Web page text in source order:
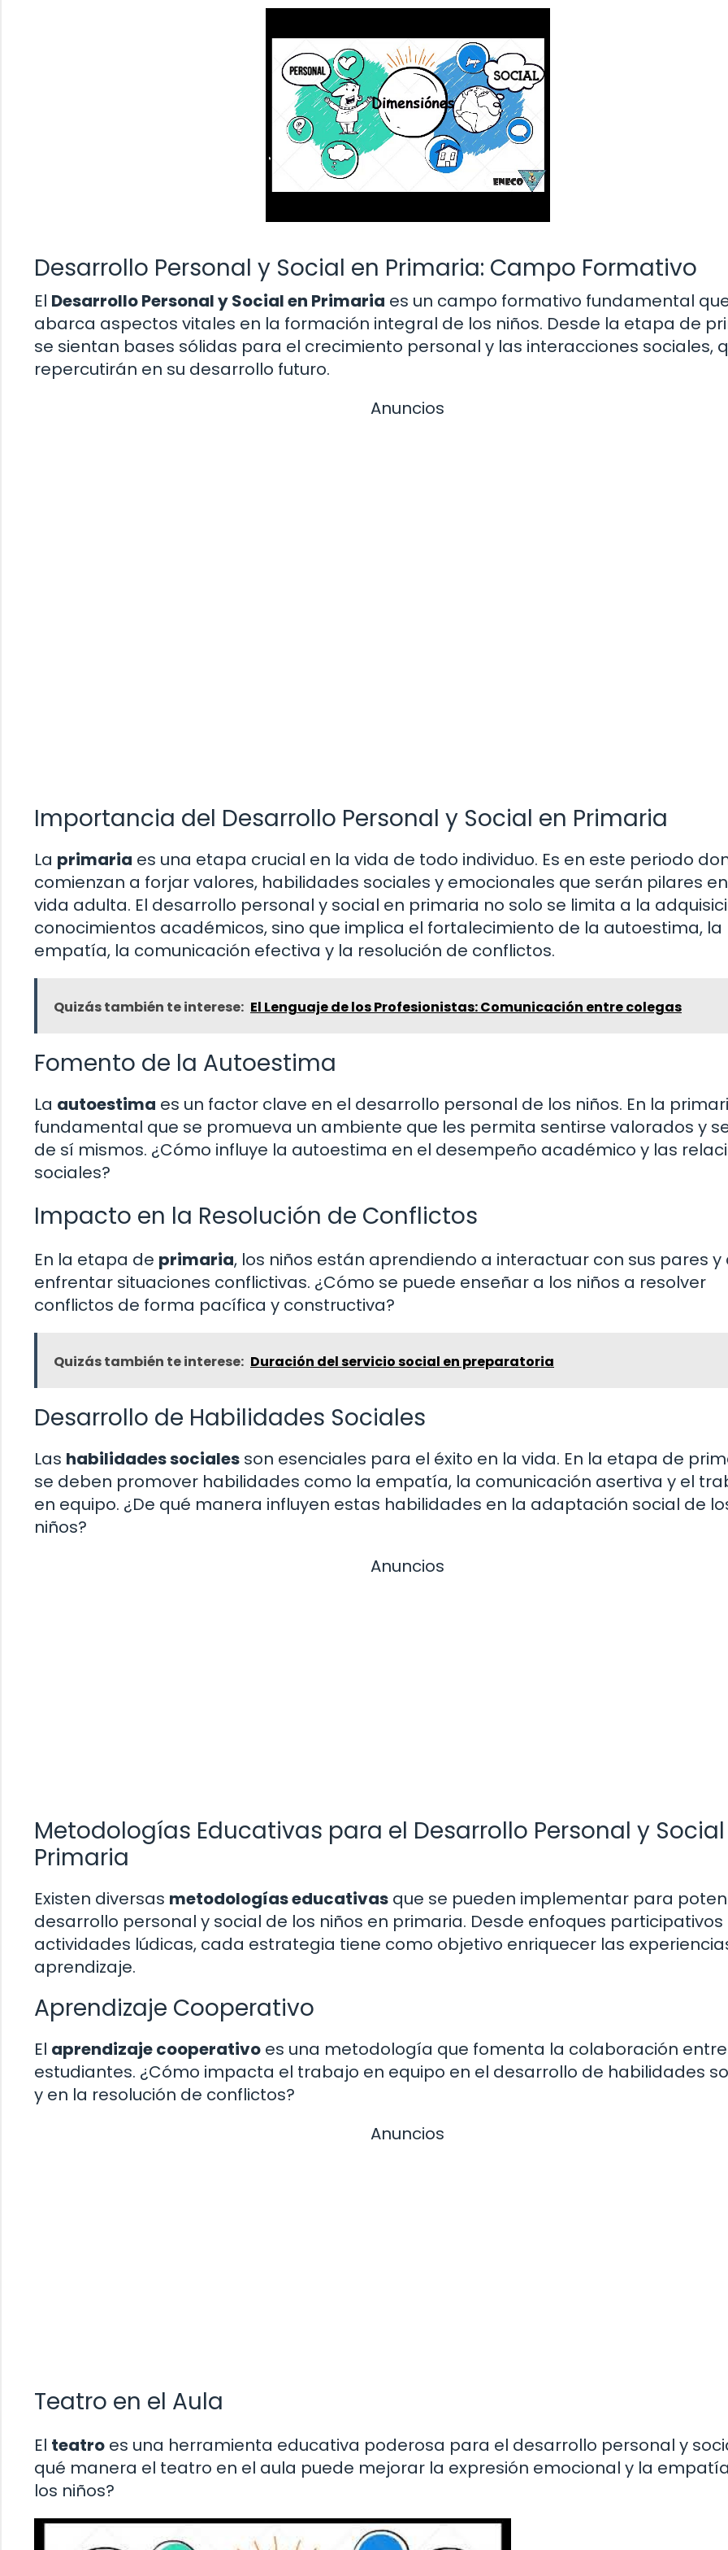
Desarrollo Personal y Social en Primaria: Campo Formativo
El Desarrollo Personal y Social en Primaria es un campo formativo fundamental
abarca aspectos vitales en la formación integral de los niños. Desde la etapa de
se sientan bases sólidas para el crecimiento personal y las interacciones sociales,
repercutirán en su desarrollo futuro.
Anuncios
Importancia del Desarrollo Personal y Social en Primaria
La primaria es una etapa crucial en la vida de todo individuo. Es en este periodo
comienzan a forjar valores, habilidades sociales y emocionales que serán pilares
vida adulta. El desarrollo personal y social en primaria no solo se limita a la
conocimientos académicos, sino que implica el fortalecimiento de la autoestima, la
empatía, la comunicación efectiva y la resolución de conflictos.
Quizás también te interese: El Lenguaje de los Profesionistas: Comunicación entre colegas
Fomento de la Autoestima
La autoestima es un factor clave en el desarrollo personal de los niños. En la
fundamental que se promueva un ambiente que les permita sentirse valorados y
de sí mismos. ¿Cómo influye la autoestima en el desempeño académico y las
sociales?
Impacto en la Resolución de Conflictos
En la etapa de primaria, los niños están aprendiendo a interactuar con sus pares y
enfrentar situaciones conflictivas. ¿Cómo se puede enseñar a los niños a resolver
conflictos de forma pacífica y constructiva?
Quizás también te interese: Duración del servicio social en preparatoria
Desarrollo de Habilidades Sociales
Las habilidades sociales son esenciales para el éxito en la vida. En la etapa de
se deben promover habilidades como la empatía, la comunicación asertiva y el
en equipo. ¿De qué manera influyen estas habilidades en la adaptación social de
niños?
Anuncios
Metodologías Educativas para el Desarrollo Personal y
Primaria
Existen diversas metodologías educativas que se pueden implementar para
desarrollo personal y social de los niños en primaria. Desde enfoques
actividades lúdicas, cada estrategia tiene como objetivo enriquecer las
aprendizaje.
Aprendizaje Cooperativo
El aprendizaje cooperativo es una metodología que fomenta la colaboración
estudiantes. ¿Cómo impacta el trabajo en equipo en el desarrollo de habilidades
y en la resolución de conflictos?
Anuncios
Teatro en el Aula
El teatro es una herramienta educativa poderosa para el desarrollo personal y
qué manera el teatro en el aula puede mejorar la expresión emocional y la
los niños?